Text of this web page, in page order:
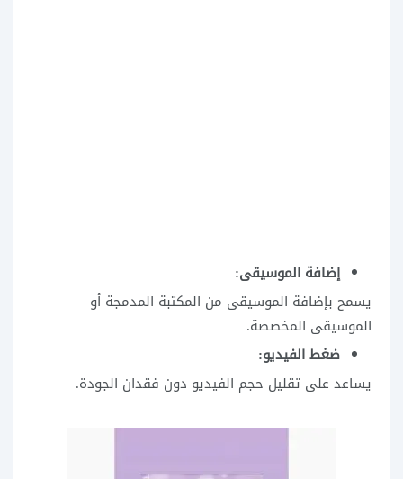
إضافة الموسيقى:
يسمح بإضافة الموسيقى من المكتبة المدمجة أو
الموسيقى المخصصة.
ضغط الفيديو:
يساعد على تقليل حجم الفيديو دون فقدان الجودة.